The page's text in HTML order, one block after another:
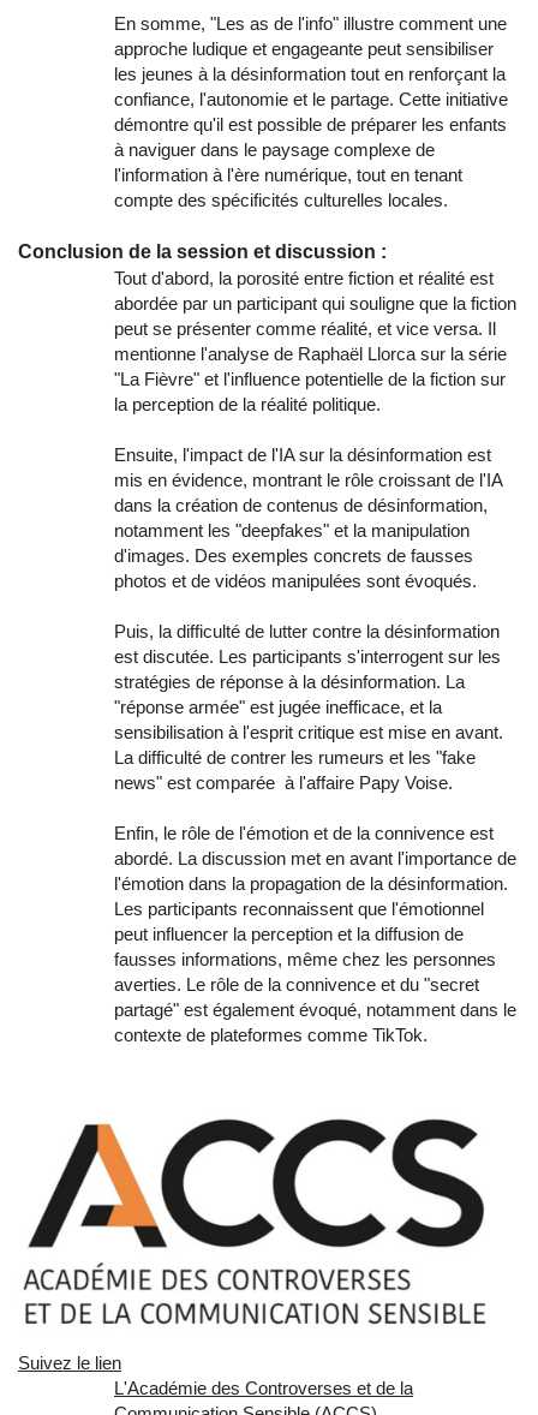
En somme, "Les as de l'info" illustre comment une
approche ludique et engageante peut sensibiliser
les jeunes à la désinformation tout en renforçant la
confiance, l'autonomie et le partage. Cette initiative
démontre qu'il est possible de préparer les enfants
à naviguer dans le paysage complexe de
l'information à l'ère numérique, tout en tenant
compte des spécificités culturelles locales.
Conclusion de la session et discussion :
Tout d'abord, la porosité entre fiction et réalité est
abordée par un participant qui souligne que la fiction
peut se présenter comme réalité, et vice versa. Il
mentionne l'analyse de Raphaël Llorca sur la série
"La Fièvre" et l'influence potentielle de la fiction sur
la perception de la réalité politique.
Ensuite, l'impact de l'IA sur la désinformation est
mis en évidence, montrant le rôle croissant de l'IA
dans la création de contenus de désinformation,
notamment les "deepfakes" et la manipulation
d'images. Des exemples concrets de fausses
photos et de vidéos manipulées sont évoqués.
Puis, la difficulté de lutter contre la désinformation
est discutée. Les participants s'interrogent sur les
stratégies de réponse à la désinformation. La
"réponse armée" est jugée inefficace, et la
sensibilisation à l'esprit critique est mise en avant.
La difficulté de contrer les rumeurs et les "fake
news" est comparée à l'affaire Papy Voise.
Enfin, le rôle de l'émotion et de la connivence est
abordé. La discussion met en avant l'importance de
l'émotion dans la propagation de la désinformation.
Les participants reconnaissent que l'émotionnel
peut influencer la perception et la diffusion de
fausses informations, même chez les personnes
averties. Le rôle de la connivence et du "secret
partagé" est également évoqué, notamment dans le
contexte de plateformes comme TikTok.
Suivez le lien
L'Académie des Controverses et de la